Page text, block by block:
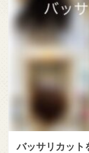
バッサリカット